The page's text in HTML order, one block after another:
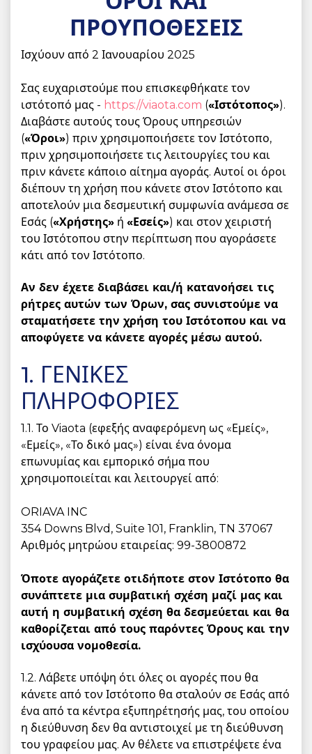
ΠΡΟΥΠΟΘΕΣΕΙΣ
Ισχύουν από 2 Ιανουαρίου 2025
Σας ευχαριστούμε που επισκεφθήκατε τον
ιστότοπό μας - https://viaota.com («Ιστότοπος»).
Διαβάστε αυτούς τους Όρους υπηρεσιών
(«Όροι») πριν χρησιμοποιήσετε τον Ιστότοπο,
πριν χρησιμοποιήσετε τις λειτουργίες του και
πριν κάνετε κάποιο αίτημα αγοράς. Αυτοί οι όροι
διέπουν τη χρήση που κάνετε στον Ιστότοπο και
αποτελούν μια δεσμευτική συμφωνία ανάμεσα σε
Εσάς («Χρήστης» ή «Εσείς») και στον χειριστή
του Ιστότοπου στην περίπτωση που αγοράσετε
κάτι από τον Ιστότοπο.
Αν δεν έχετε διαβάσει και/ή κατανοήσει τις
ρήτρες αυτών των Όρων, σας συνιστούμε να
σταματήσετε την χρήση του Ιστότοπου και να
αποφύγετε να κάνετε αγορές μέσω αυτού.
1. ΓΕΝΙΚΕΣ
ΠΛΗΡΟΦΟΡΙΕΣ
1.1. Το Viaota (εφεξής αναφερόμενη ως «Εμείς»,
«Εμείς», «Το δικό μας») είναι ένα όνομα
επωνυμίας και εμπορικό σήμα που
χρησιμοποιείται και λειτουργεί από:
ORIAVA INC
354 Downs Blvd, Suite 101, Franklin, TN 37067
Αριθμός μητρώου εταιρείας: 99-3800872
Όποτε αγοράζετε οτιδήποτε στον Ιστότοπο θα
συνάπτετε μια συμβατική σχέση μαζί μας και
αυτή η συμβατική σχέση θα δεσμεύεται και θα
καθορίζεται από τους παρόντες Όρους και την
ισχύουσα νομοθεσία.
1.2. Λάβετε υπόψη ότι όλες οι αγορές που θα
κάνετε από τον Ιστότοπο θα σταλούν σε Εσάς από
ένα από τα κέντρα εξυπηρέτησής μας, του οποίου
η διεύθυνση δεν θα αντιστοιχεί με τη διεύθυνση
του γραφείου μας. Αν θέλετε να επιστρέψετε ένα